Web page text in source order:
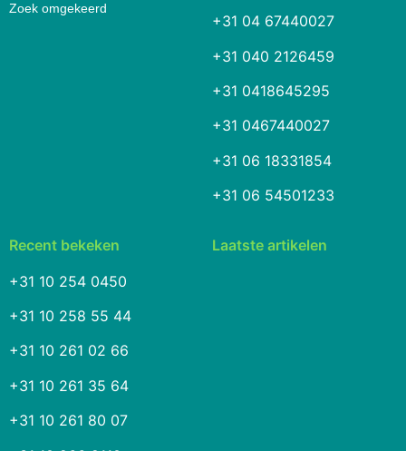
Zoek omgekeerd
+31 04 67440027
+31 040 2126459
+31 0418645295
+31 0467440027
+31 06 18331854
+31 06 54501233
Recent bekeken
+31 10 254 0450
+31 10 258 55 44
+31 10 261 02 66
+31 10 261 35 64
+31 10 261 80 07
Laatste artikelen